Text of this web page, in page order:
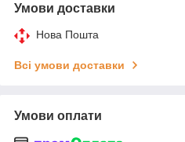
Умови доставки
Нова Пошта
Всі умови доставки
Умови оплати